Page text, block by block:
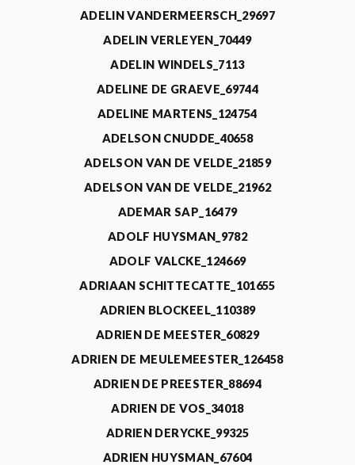
ADELIN VANDERMEERSCH_29697
ADELIN VERLEYEN_70449
ADELIN WINDELS_7113
ADELINE DE GRAEVE_69744
ADELINE MARTENS_124754
ADELSON CNUDDE_40658
ADELSON VAN DE VELDE_21859
ADELSON VAN DE VELDE_21962
ADEMAR SAP_16479
ADOLF HUYSMAN_9782
ADOLF VALCKE_124669
ADRIAAN SCHITTECATTE_101655
ADRIEN BLOCKEEL_110389
ADRIEN DE MEESTER_60829
ADRIEN DE MEULEMEESTER_126458
ADRIEN DE PREESTER_88694
ADRIEN DE VOS_34018
ADRIEN DERYCKE_99325
ADRIEN HUYSMAN_67604